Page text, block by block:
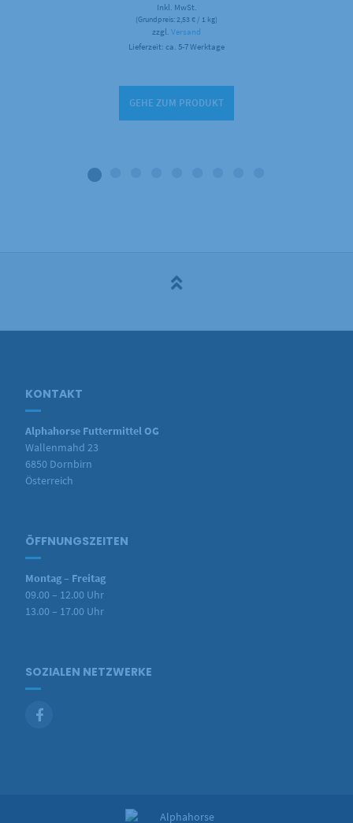
Inkl. MwSt.
(Grundpreis:2,53 € / 1 kg)
zzgl.Versand
Lieferzeit: ca. 5-7 Werktage
GEHE ZUM PRODUKT
KONTAKT
Alphahorse Futtermittel OG
Wallenmahd 23
6850 Dornbirn
Österreich
ÖFFNUNGSZEITEN
Montag – Freitag
09.00 – 12.00 Uhr
13.00 – 17.00 Uhr
SOZIALEN NETZWERKE